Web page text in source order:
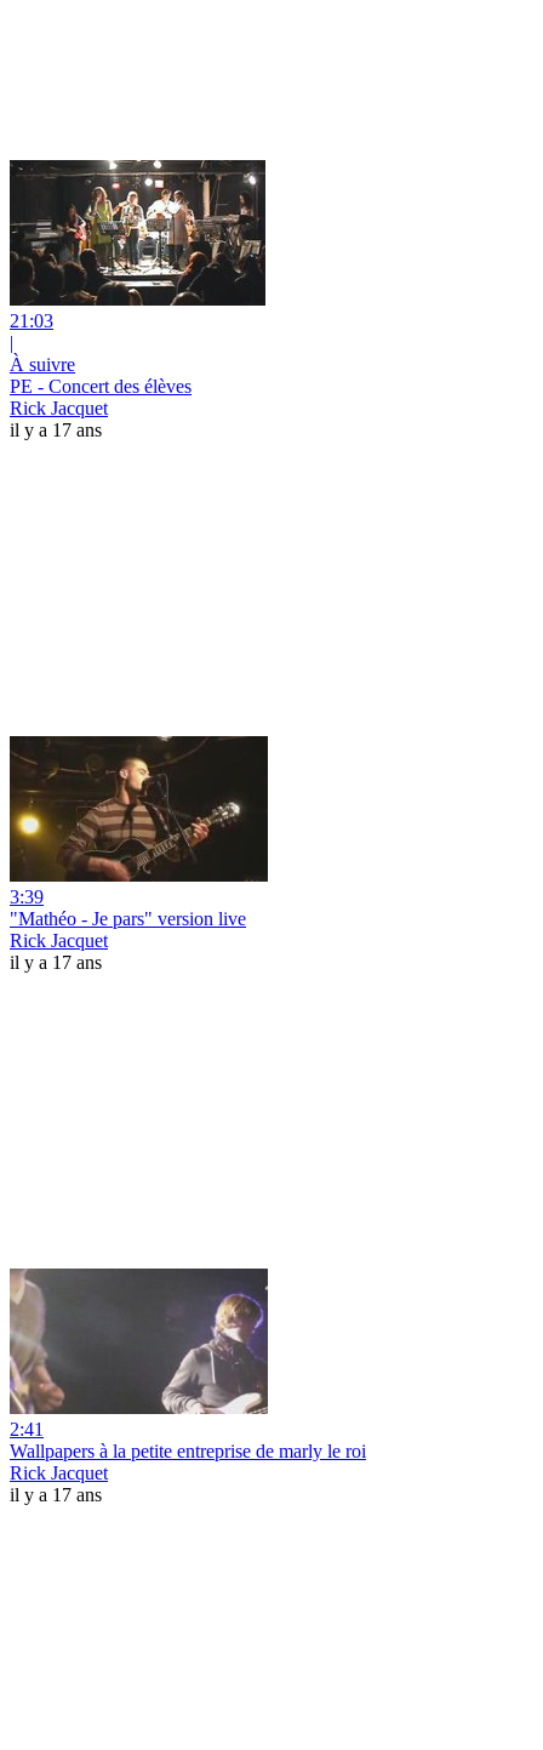
21:03
|
À suivre
PE - Concert des élèves
Rick Jacquet
il y a 17 ans
3:39
"Mathéo - Je pars" version live
Rick Jacquet
il y a 17 ans
2:41
Wallpapers à la petite entreprise de marly le roi
Rick Jacquet
il y a 17 ans